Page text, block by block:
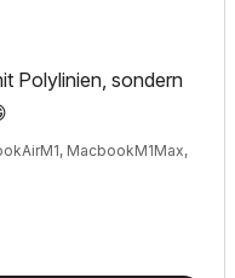
Polylinien, sondern
MacbookM1Max,